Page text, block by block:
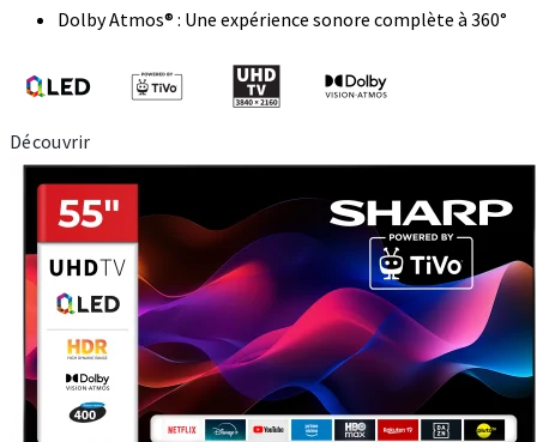
Dolby Atmos® : Une expérience sonore complète à 360°
Découvrir